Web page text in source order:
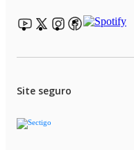
Site seguro